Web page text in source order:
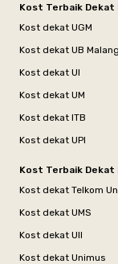
Kost Terbaik Dekat
Kost dekat UGM
Kost dekat UB Malang
Kost dekat UI
Kost dekat UM
Kost dekat ITB
Kost dekat UPI
Kost Terbaik Dekat
Kost dekat Telkom
Kost dekat UMS
Kost dekat UII
Kost dekat Unimus